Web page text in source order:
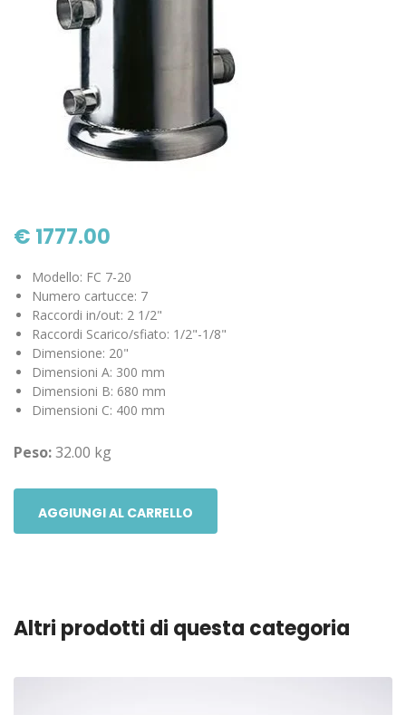
€ 1777.00
Modello: FC 7-20
Numero cartucce: 7
Raccordi in/out: 2 1/2"
Raccordi Scarico/sfiato: 1/2"-1/8"
Dimensione: 20"
Dimensioni A: 300 mm
Dimensioni B: 680 mm
Dimensioni C: 400 mm
Peso:32.00 kg
AGGIUNGI AL CARRELLO
Altri prodotti di questa categoria